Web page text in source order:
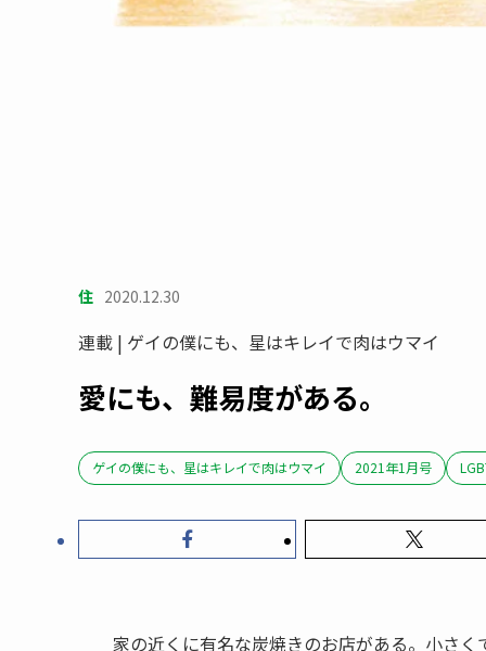
住 2020.12.30
連載 | ゲイの僕にも、星はキレイで肉はウマイ
愛にも、難易度がある。
ゲイの僕にも、星はキレイで肉はウマイ 2021年1月号
家の近くに有名な炭焼きのお店がある。小さ